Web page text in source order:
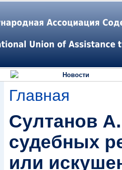
Новости
Главная
Султанов
судебных
или